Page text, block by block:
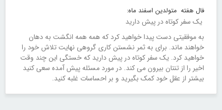
فال هفته متولدین اسفند ماه:
یک سفر کوتاه در پیش دارید
به موفقیتی دست پیدا خواهید کرد که همه همه انگشت به دهان
خواهند ماند. برای به ثمر نشستن کاری گروهی نهایت تلاش خود را
خواهید کرد. یک سفر کوتاه در پیش دارید که خستگی این چند وقت
اخیر را از تنتان بیرون می کند. در مورد مسئله پیش آمده سعی کنید
بیشتر از عقل خود کمک بگیرید و بر احساسات غلبه کنید.